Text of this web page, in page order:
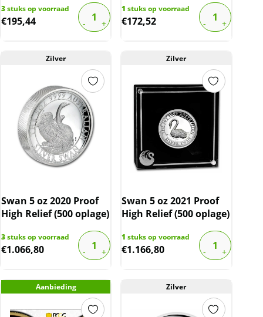
3stuks op voorraad
€195,44
1 stuks op voorraad
€172,52
Zilver
Swan 5 oz 2020 Proof
High Relief (500 oplage)
3stuks op voorraad
€1.066,80
Zilver
Swan 5 oz 2021 Proof
High Relief (500 oplage)
1 stuks op voorraad
€1.166,80
Aanbieding Zilver